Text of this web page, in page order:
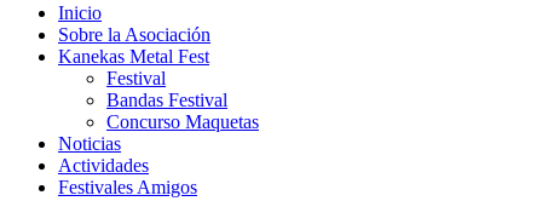
Inicio
Sobre la Asociación
Kanekas Metal Fest
Festival
Bandas Festival
Concurso Maquetas
Noticias
Actividades
Festivales Amigos